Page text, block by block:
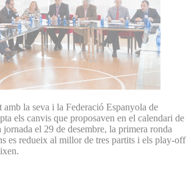
amb la seva i la Federació Espanyola de
els canvis que proposaven en el calendari de
el 29 de desembre, la primera ronda
es redueix al millor de tres partits i els play-off